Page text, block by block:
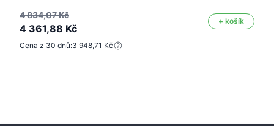
4 834,07 Kč
4 361,88 Kč
+ košík
Cena z 30 dnů:3 948,71 Kč